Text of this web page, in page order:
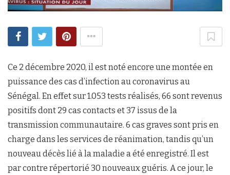
Ce 2 décembre 2020, il est noté encore une montée en
puissance des cas d’infection au coronavirus au
Sénégal. En effet sur 1.053 tests réalisés, 66 sont revenus
positifs dont 29 cas contacts et 37 issus de la
transmission communautaire. 6 cas graves sont pris en
charge dans les services de réanimation, tandis qu’un
nouveau décès lié à la maladie a été enregistré. Il est
par contre répertorié 30 nouveaux guéris. A ce jour, le